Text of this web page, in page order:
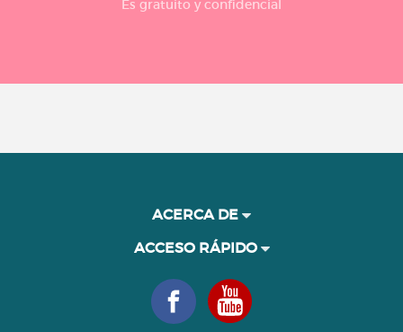
Es gratuito y confidencial
ACERCA DE
ACCESO RÁPIDO